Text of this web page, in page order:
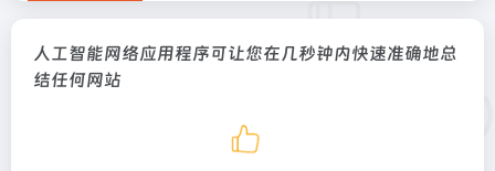
人工智能网络应用程序可让您在几秒钟内快速准确地总
结任何网站